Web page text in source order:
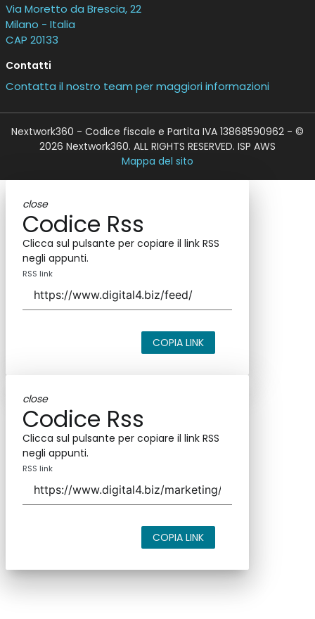
Via Moretto da Brescia, 22
Milano - Italia
CAP 20133
Contatti
Contatta il nostro team per maggiori informazioni
Nextwork360 - Codice fiscale e Partita IVA 13868590962 - ©
2026 Nextwork360. ALL RIGHTS RESERVED. ISP AWS
Mappa del sito
close
Codice Rss
Clicca sul pulsante per copiare il link RSS
negli appunti.
RSS link
COPIA LINK
close
Codice Rss
Clicca sul pulsante per copiare il link RSS
negli appunti.
RSS link
COPIA LINK